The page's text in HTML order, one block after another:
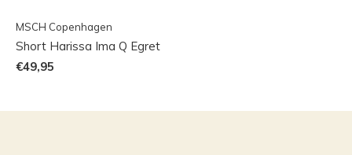
MSCH Copenhagen
Short Harissa Ima Q Egret
€49,95